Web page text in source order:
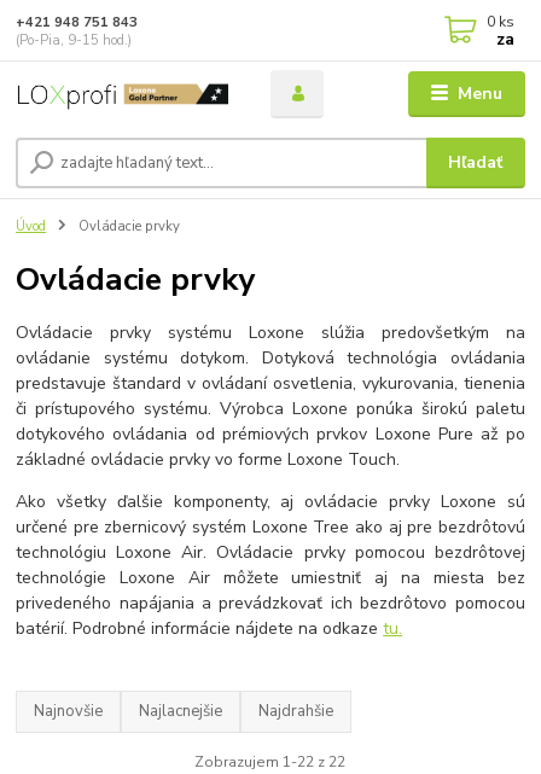
Menu
Hľadať
+421 948 751 843
(Po-Pia, 9-15 hod.)
0 ks
za
Úvod Ovládacie prvky
Ovládacie prvky
Ovládacie prvky systému Loxone slúžia predovšetkým na
ovládanie systému dotykom. Dotyková technológia ovládania
predstavuje štandard v ovládaní osvetlenia, vykurovania, tienenia
či prístupového systému. Výrobca Loxone ponúka širokú paletu
dotykového ovládania od prémiových prvkov Loxone Pure až po
základné ovládacie prvky vo forme Loxone Touch.
Ako všetky ďalšie komponenty, aj ovládacie prvky Loxone sú
určené pre zbernicový systém Loxone Tree ako aj pre bezdrôtovú
technológiu Loxone Air. Ovládacie prvky pomocou bezdrôtovej
technológie Loxone Air môžete umiestniť aj na miesta bez
privedeného napájania a prevádzkovať ich bezdrôtovo pomocou
batérií. Podrobné informácie nájdete na odkazetu.
Najnovšie Najlacnejšie Najdrahšie
Zobrazujem 1-22 z 22